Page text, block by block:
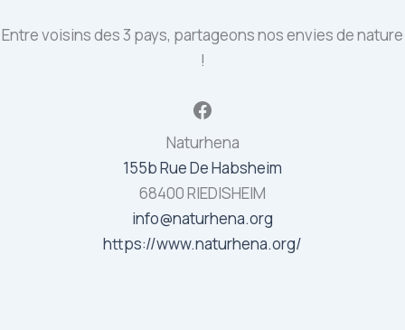
Entre voisins des 3 pays, partageons nos envies de nature
!
Facebook
Naturhena
155b Rue De Habsheim
68400 RIEDISHEIM
info@naturhena.org
https://www.naturhena.org/